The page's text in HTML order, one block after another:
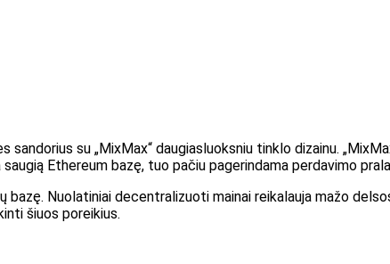
su „MixMax“ daugiasluoksniu tinklo dizainu.
Ethereum bazę, tuo pačiu pagerindama perdavimo
Nuolatiniai decentralizuoti mainai reikalauja mažo
šiuos poreikius.